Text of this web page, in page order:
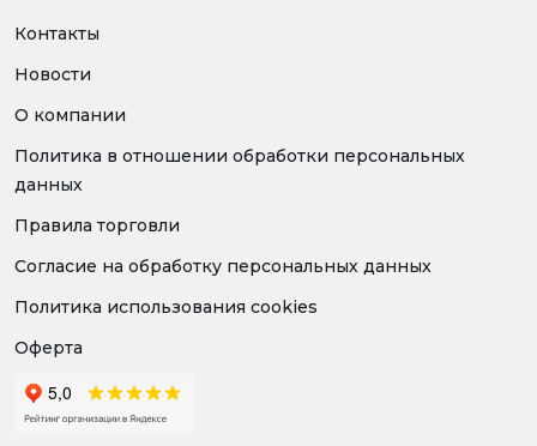
Контакты
Новости
О компании
Политика в отношении обработки персональных
данных
Правила торговли
Согласие на обработку персональных данных
Политика использования cookies
Оферта